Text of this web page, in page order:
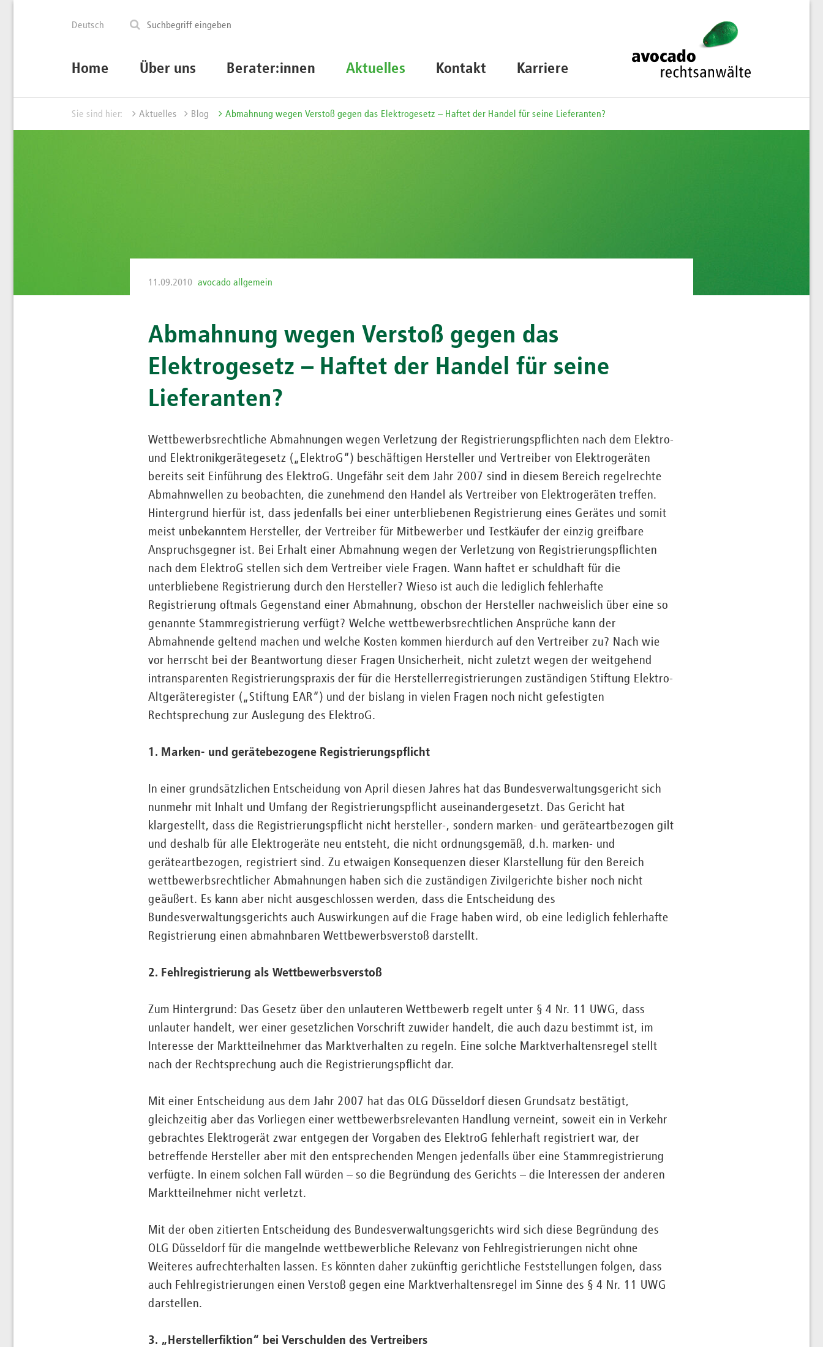
Deutsch
Home Über uns Berater:innen Aktuelles Kontakt Karriere
Sie sind hier: Aktuelles Blog Abmahnung wegen Verstoß gegen das Elektrogesetz – Haftet der Handel für seine Lieferanten?
11.09.2010 avocado allgemein
Abmahnung wegen Verstoß gegen das
Elektrogesetz – Haftet der Handel für seine
Lieferanten?
Wettbewerbsrechtliche Abmahnungen wegen Verletzung der Registrierungspflichten nach dem Elektro-
und Elektronikgerätegesetz („ElektroG“) beschäftigen Hersteller und Vertreiber von Elektrogeräten
bereits seit Einführung des ElektroG. Ungefähr seit dem Jahr 2007 sind in diesem Bereich regelrechte
Abmahnwellen zu beobachten, die zunehmend den Handel als Vertreiber von Elektrogeräten treffen.
Hintergrund hierfür ist, dass jedenfalls bei einer unterbliebenen Registrierung eines Gerätes und somit
meist unbekanntem Hersteller, der Vertreiber für Mitbewerber und Testkäufer der einzig greifbare
Anspruchsgegner ist. Bei Erhalt einer Abmahnung wegen der Verletzung von Registrierungspflichten
nach dem ElektroG stellen sich dem Vertreiber viele Fragen. Wann haftet er schuldhaft für die
unterbliebene Registrierung durch den Hersteller? Wieso ist auch die lediglich fehlerhafte
Registrierung oftmals Gegenstand einer Abmahnung, obschon der Hersteller nachweislich über eine so
genannte Stammregistrierung verfügt? Welche wettbewerbsrechtlichen Ansprüche kann der
Abmahnende geltend machen und welche Kosten kommen hierdurch auf den Vertreiber zu? Nach wie
vor herrscht bei der Beantwortung dieser Fragen Unsicherheit, nicht zuletzt wegen der weitgehend
intransparenten Registrierungspraxis der für die Herstellerregistrierungen zuständigen Stiftung Elektro-
Altgeräteregister („Stiftung EAR“) und der bislang in vielen Fragen noch nicht gefestigten
Rechtsprechung zur Auslegung des ElektroG.
1. Marken- und gerätebezogene Registrierungspflicht
In einer grundsätzlichen Entscheidung von April diesen Jahres hat das Bundesverwaltungsgericht sich
nunmehr mit Inhalt und Umfang der Registrierungspflicht auseinandergesetzt. Das Gericht hat
klargestellt, dass die Registrierungspflicht nicht hersteller-, sondern marken- und geräteartbezogen gilt
und deshalb für alle Elektrogeräte neu entsteht, die nicht ordnungsgemäß, d.h. marken- und
geräteartbezogen, registriert sind. Zu etwaigen Konsequenzen dieser Klarstellung für den Bereich
wettbewerbsrechtlicher Abmahnungen haben sich die zuständigen Zivilgerichte bisher noch nicht
geäußert. Es kann aber nicht ausgeschlossen werden, dass die Entscheidung des
Bundesverwaltungsgerichts auch Auswirkungen auf die Frage haben wird, ob eine lediglich fehlerhafte
Registrierung einen abmahnbaren Wettbewerbsverstoß darstellt.
2. Fehlregistrierung als Wettbewerbsverstoß
Zum Hintergrund: Das Gesetz über den unlauteren Wettbewerb regelt unter § 4 Nr. 11 UWG, dass
unlauter handelt, wer einer gesetzlichen Vorschrift zuwider handelt, die auch dazu bestimmt ist, im
Interesse der Marktteilnehmer das Marktverhalten zu regeln. Eine solche Marktverhaltensregel stellt
nach der Rechtsprechung auch die Registrierungspflicht dar.
Mit einer Entscheidung aus dem Jahr 2007 hat das OLG Düsseldorf diesen Grundsatz bestätigt,
gleichzeitig aber das Vorliegen einer wettbewerbsrelevanten Handlung verneint, soweit ein in Verkehr
gebrachtes Elektrogerät zwar entgegen der Vorgaben des ElektroG fehlerhaft registriert war, der
betreffende Hersteller aber mit den entsprechenden Mengen jedenfalls über eine Stammregistrierung
verfügte. In einem solchen Fall würden – so die Begründung des Gerichts – die Interessen der anderen
Marktteilnehmer nicht verletzt.
Mit der oben zitierten Entscheidung des Bundesverwaltungsgerichts wird sich diese Begründung des
OLG Düsseldorf für die mangelnde wettbewerbliche Relevanz von Fehlregistrierungen nicht ohne
Weiteres aufrechterhalten lassen. Es könnten daher zukünftig gerichtliche Feststellungen folgen, dass
auch Fehlregistrierungen einen Verstoß gegen eine Marktverhaltensregel im Sinne des § 4 Nr. 11 UWG
darstellen.
3. „Herstellerfiktion“ bei Verschulden des Vertreibers